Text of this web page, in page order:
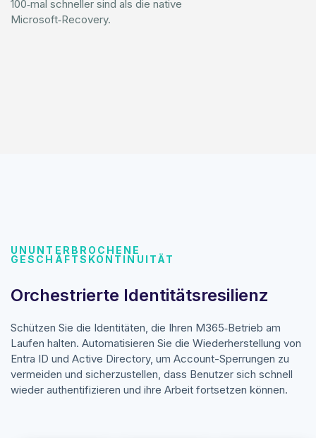
100‑mal schneller sind als die native
Microsoft‑Recovery.
UNUNTERBROCHENE
GESCHÄFTSKONTINUITÄT
Orchestrierte Identitätsresilienz
Schützen Sie die Identitäten, die Ihren M365‑Betrieb am
Laufen halten. Automatisieren Sie die Wiederherstellung von
Entra ID und Active Directory, um Account-Sperrungen zu
vermeiden und sicherzustellen, dass Benutzer sich schnell
wieder authentifizieren und ihre Arbeit fortsetzen können.